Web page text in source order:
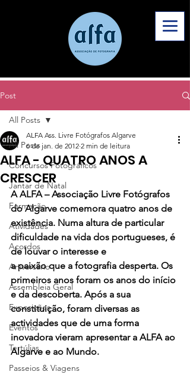
Post
All Posts
Concursos Fotográficos
Jantar de Natal
Formação
Atividades
Acordos
Aniversário
Assembleia Geral
Exposições
Eventos
Tertúlias
Passeios & Viagens
All Posts
ALFA - QUATRO ANOS A
CRESCER
ALFA Ass. Livre Fotógrafos Algarve
6 de jan. de 2012 2 min de leitura
A ALFA – Associação Livre Fotógrafos
do Algarve comemora quatro anos de
existência. Numa altura de particular
dificuldade na vida dos portugueses, é
de louvar o interesse e
a paixão que a fotografia desperta. Os
primeiros anos foram os anos do início
e da descoberta. Após a sua
constituição, foram diversas as
actividades que de uma forma
inovadora vieram apresentar a ALFA ao
Algarve e ao Mundo.